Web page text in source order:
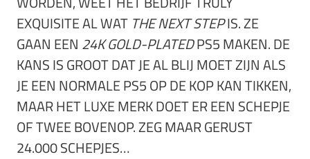
EXQUISITE AL WAT THE NEXT STEPIS. ZE
GAAN EEN 24K GOLD-PLATEDPS5 MAKEN. DE
KANS IS GROOT DAT JE AL BLIJ MOET ZIJN ALS
JE EEN NORMALE PS5 OP DE KOP KAN TIKKEN,
MAAR HET LUXE MERK DOET ER EEN SCHEPJE
OF TWEE BOVENOP. ZEG MAAR GERUST
24.000 SCHEPJES…